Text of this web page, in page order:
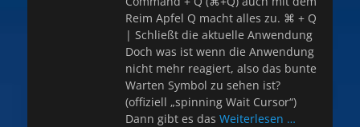
Reim Apfel Q macht alles zu. ⌘ + Q
| Schließt die aktuelle Anwendung
Doch was ist wenn die Anwendung
nicht mehr reagiert, also das bunte
Warten Symbol zu sehen ist?
(offiziell „spinning Wait Cursor“)
Dann gibt es das Weiterlesen …